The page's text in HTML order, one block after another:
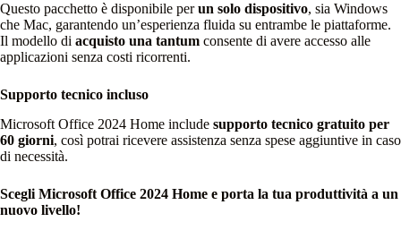
Questo pacchetto è disponibile perun solo dispositivo, sia Windows
che Mac, garantendo un’esperienza fluida su entrambe le piattaforme.
Il modello di acquisto una tantum consente di avere accesso alle
applicazioni senza costi ricorrenti.
Supporto tecnico incluso
Microsoft Office 2024 Home include supporto tecnico gratuito per
60 giorni, così potrai ricevere assistenza senza spese aggiuntive in caso
di necessità.
Scegli Microsoft Office 2024 Home e porta la tua produttività a un
nuovo livello!